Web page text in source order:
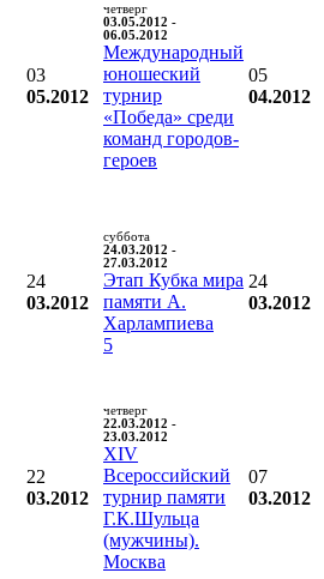
03
05.2012
четверг
03.05.2012 -
06.05.2012
Международный
юношеский
турнир
«Победа» среди
команд городов-
героев
05
04.2012
24
03.2012
суббота
24.03.2012 -
27.03.2012
Этап Кубка мира
памяти А.
Харлампиева
5
24
03.2012
22
03.2012
четверг
22.03.2012 -
23.03.2012
XIV
Всероссийский
турнир памяти
Г.К.Шульца
(мужчины).
Москва
07
03.2012